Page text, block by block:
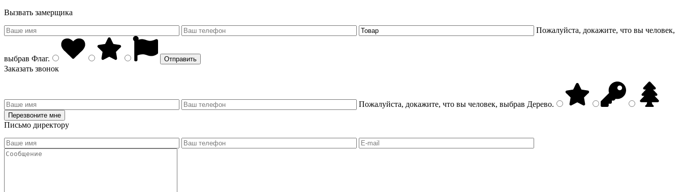
Вызвать замерщика
Пожалуйста, докажите, что вы человек,
выбрав Флаг.
Заказать звонок
Пожалуйста, докажите, что вы человек, выбрав Дерево.
Письмо директору